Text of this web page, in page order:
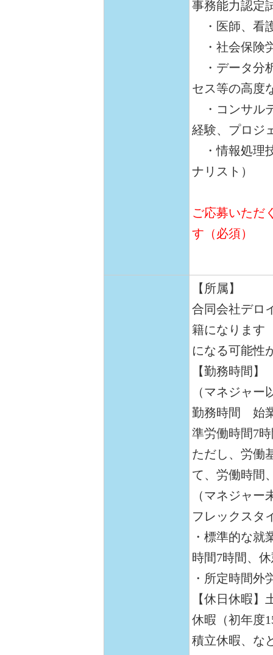
事務能力認定
・医師、看
・社会保険
・データ分
セス等の高度
・コンサル
経験、プロジ
・情報処理
ナリスト）
ご応募いただ
す（必須）
【所属】
合同会社デロ
籍になります
になる可能性
【勤務時間】
（マネジャー
勤務時間 始
準労働時間7
ただし、労働
て、労働時間
（マネジャー
フレックスタ
・標準的な
時間7時間、
・所定時間外
【休日休暇
休暇（初年度
積立休暇、な